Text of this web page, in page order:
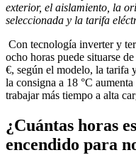
exterior, el aislamiento, la
seleccionada y la tarifa
Con tecnología inverter y
ocho horas puede situarse
€, según el modelo, la tarifa
la consigna a 18 °C
trabajar más tiempo a alta
¿Cuántas horas
encendido para